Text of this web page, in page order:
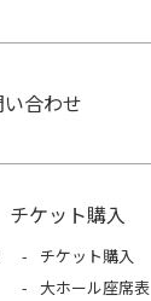
合わせ
チケット購入
チケット購入
大ホール座席表